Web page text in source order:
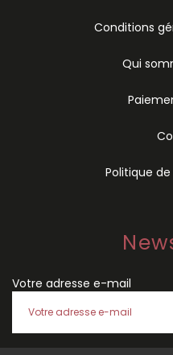
Conditions
Qui
Politique
Votre adresse e-mail